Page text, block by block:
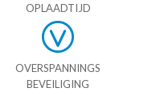
OPLAADTIJD
OVERSPANNINGS
BEVEILIGING